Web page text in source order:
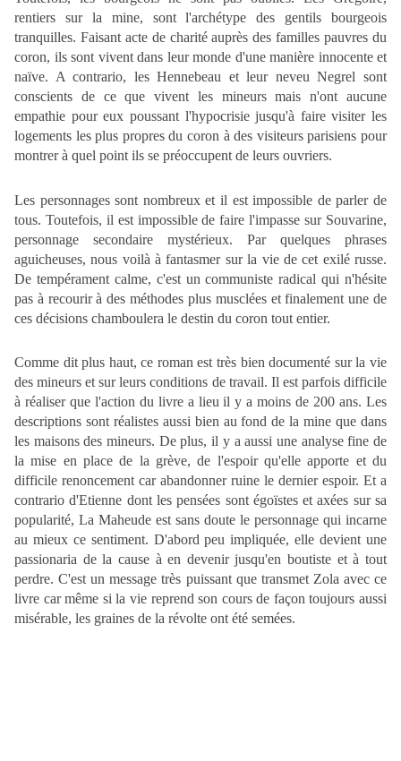
rentiers sur la mine, sont l'archétype des gentils bourgeois
tranquilles. Faisant acte de charité auprès des familles pauvres du
coron, ils sont vivent dans leur monde d'une manière innocente et
naïve. A contrario, les Hennebeau et leur neveu Negrel sont
conscients de ce que vivent les mineurs mais n'ont aucune
empathie pour eux poussant l'hypocrisie jusqu'à faire visiter les
logements les plus propres du coron à des visiteurs parisiens pour
montrer à quel point ils se préoccupent de leurs ouvriers.
Les personnages sont nombreux et il est impossible de parler de
tous. Toutefois, il est impossible de faire l'impasse sur Souvarine,
personnage secondaire mystérieux. Par quelques phrases
aguicheuses, nous voilà à fantasmer sur la vie de cet exilé russe.
De tempérament calme, c'est un communiste radical qui n'hésite
pas à recourir à des méthodes plus musclées et finalement une de
ces décisions chamboulera le destin du coron tout entier.
Comme dit plus haut, ce roman est très bien documenté sur la vie
des mineurs et sur leurs conditions de travail. Il est parfois difficile
à réaliser que l'action du livre a lieu il y a moins de 200 ans. Les
descriptions sont réalistes aussi bien au fond de la mine que dans
les maisons des mineurs. De plus, il y a aussi une analyse fine de
la mise en place de la grève, de l'espoir qu'elle apporte et du
difficile renoncement car abandonner ruine le dernier espoir. Et a
contrario d'Etienne dont les pensées sont égoïstes et axées sur sa
popularité, La Maheude est sans doute le personnage qui incarne
au mieux ce sentiment. D'abord peu impliquée, elle devient une
passionaria de la cause à en devenir jusqu'en boutiste et à tout
perdre. C'est un message très puissant que transmet Zola avec ce
livre car même si la vie reprend son cours de façon toujours aussi
misérable, les graines de la révolte ont été semées.